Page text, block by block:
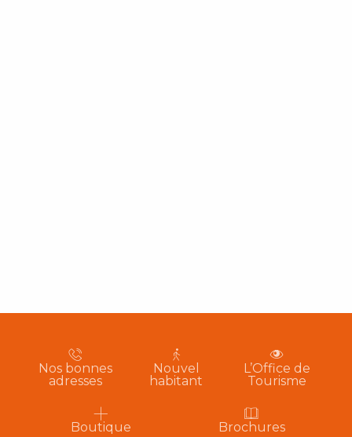
Nos bonnes
adresses
Nouvel
habitant
L’Office de
Tourisme
Boutique Brochures